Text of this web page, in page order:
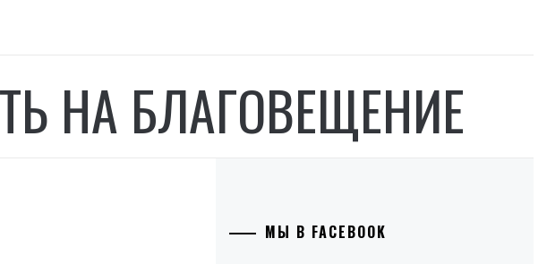
НА БЛАГОВЕЩЕНИЕ
МЫ В FACEBOOK